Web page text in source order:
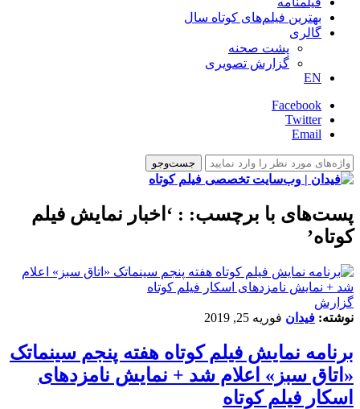
بهترین فیلم‌های کوتاه سال
گالری
پشت صحنه
گزارش تصویری
EN
Facebook
Twitter
Email
پست‌های با برچسب: : ‘اخبار نمایش فیلم
کوتاه’
گزارش
نوشته: فیدان فوریه 25, 2019
برنامه نمایش فیلم کوتاه هفته پنجم سینماتک
«اتاق سبز» اعلام شد + نمایش نامزدهای
اسکار فیلم کوتاه